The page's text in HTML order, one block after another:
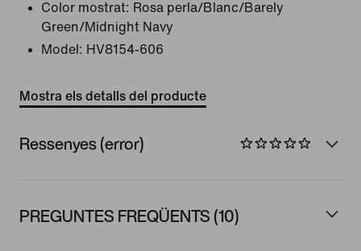
Color mostrat: Rosa perla/Blanc/Barely
Green/Midnight Navy
Model: HV8154-606
Mostra els detalls del producte
Ressenyes (error)
PREGUNTES FREQÜENTS (10)